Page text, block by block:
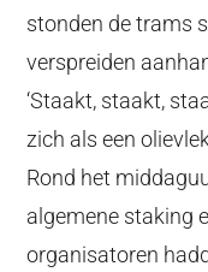
stonden de trams
verspreiden
‘Staakt, staakt,
zich als een
Rond het
algemene staking
organisatoren